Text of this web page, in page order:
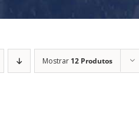
Mostrar 12 Produtos